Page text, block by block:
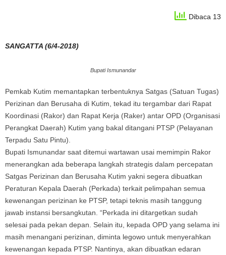
Dibaca 13
SANGATTA (6/4-2018)
Bupati Ismunandar
Pemkab Kutim memantapkan terbentuknya Satgas (Satuan Tugas)
Perizinan dan Berusaha di Kutim, tekad itu tergambar dari Rapat
Koordinasi (Rakor) dan Rapat Kerja (Raker) antar OPD (Organisasi
Perangkat Daerah) Kutim yang bakal ditangani PTSP (Pelayanan
Terpadu Satu Pintu).
Bupati Ismunandar saat ditemui wartawan usai memimpin Rakor
menerangkan ada beberapa langkah strategis dalam percepatan
Satgas Perizinan dan Berusaha Kutim yakni segera dibuatkan
Peraturan Kepala Daerah (Perkada) terkait pelimpahan semua
kewenangan perizinan ke PTSP, tetapi teknis masih tanggung
jawab instansi bersangkutan. “Perkada ini ditargetkan sudah
selesai pada pekan depan. Selain itu, kepada OPD yang selama ini
masih menangani perizinan, diminta legowo untuk menyerahkan
kewenangan kepada PTSP. Nantinya, akan dibuatkan edaran